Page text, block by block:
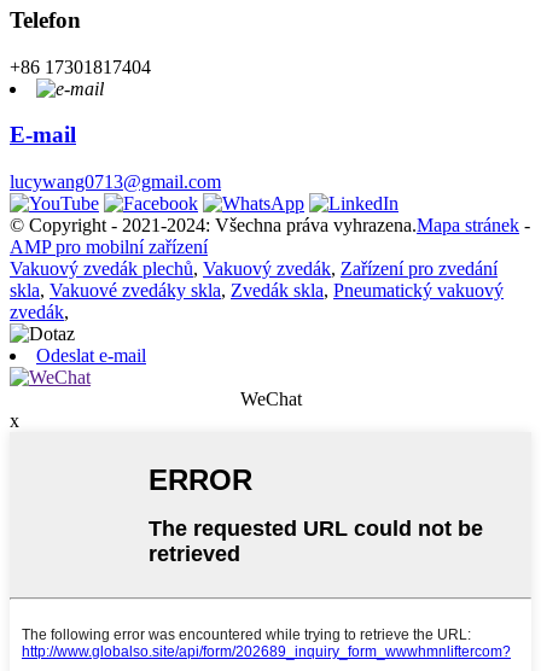
Telefon
+86 17301817404
E-mail
lucywang0713@gmail.com
© Copyright - 2021-2024: Všechna práva vyhrazena.Mapa stránek -
AMP pro mobilní zařízení
Vakuový zvedák plechů, Vakuový zvedák, Zařízení pro zvedání
skla, Vakuové zvedáky skla, Zvedák skla, Pneumatický vakuový
zvedák,
Odeslat e-mail
WeChat
x